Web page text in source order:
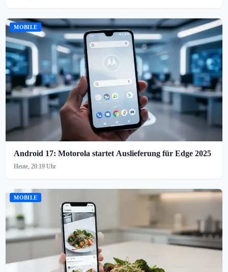
MOBILE
Android 17: Motorola startet Auslieferung für Edge 2025
Heute, 20:19 Uhr
MOBILE